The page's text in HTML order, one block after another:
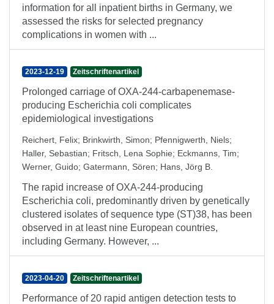
information for all inpatient births in Germany, we
assessed the risks for selected pregnancy
complications in women with ...
2023-12-19 Zeitschriftenartikel
Prolonged carriage of OXA-244-carbapenemase-
producing Escherichia coli complicates
epidemiological investigations
Reichert, Felix; Brinkwirth, Simon; Pfennigwerth, Niels;
Haller, Sebastian; Fritsch, Lena Sophie; Eckmanns, Tim;
Werner, Guido; Gatermann, Sören; Hans, Jörg B.
The rapid increase of OXA-244-producing
Escherichia coli, predominantly driven by genetically
clustered isolates of sequence type (ST)38, has been
observed in at least nine European countries,
including Germany. However, ...
2023-04-20 Zeitschriftenartikel
Performance of 20 rapid antigen detection tests to